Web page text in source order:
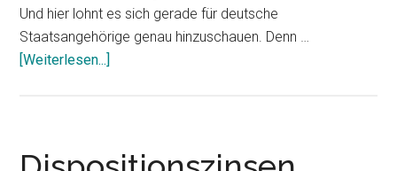
Und hier lohnt es sich gerade für deutsche
Staatsangehörige genau hinzuschauen. Denn …
[Weiterlesen...]
aufnehmen